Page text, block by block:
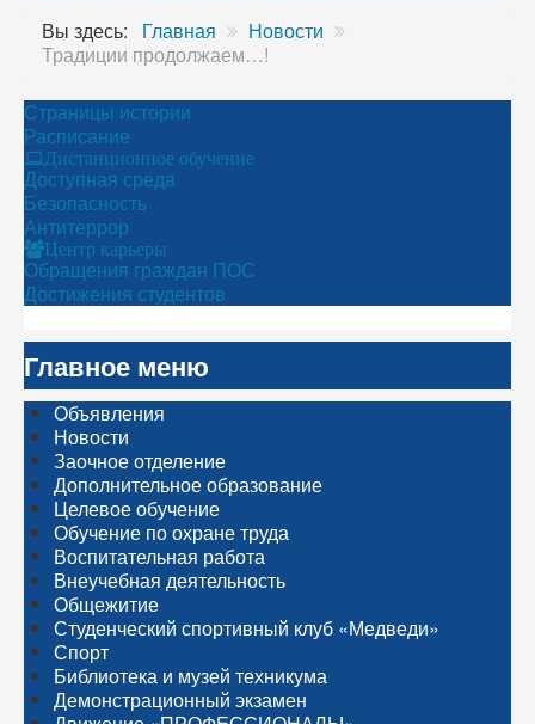
Вы здесь: Главная
Новости
Традиции продолжаем…!
Страницы истории
Расписание
Дистанционное обучение
Доступная среда
Безопасность
Антитеррор
Центр карьеры
Обращения граждан ПОС
Достижения студентов
Главное меню
Объявления
Новости
Заочное отделение
Дополнительное образование
Целевое обучение
Обучение по охране труда
Воспитательная работа
Внеучебная деятельность
Общежитие
Студенческий спортивный клуб «Медведи»
Спорт
Библиотека и музей техникума
Демонстрационный экзамен